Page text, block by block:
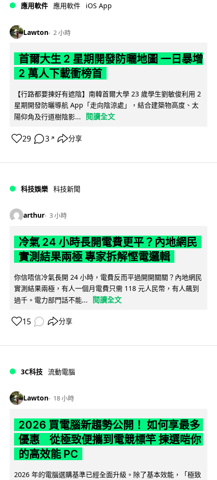
應用軟件 應用軟件 iOS App
Lawton 2 小時
首爾大生 2 星期開發防曬地圖 一日暴增
2 萬人下載衝榜首
【行路都要揀好有遮陰】南韓首爾大學 23 歲學生劉敏俊利用 2
星期開發防曬導航 App「走向陰涼處」，結合建築物高度、太
陽仰角及行道樹陰影...
閱讀全文
29 3 ↗ 分享
科技娛樂 科技新聞
arthur 3 小時
冷氣 24 小時長開電費更平？內地網民
實測結果兩極 專家拆解慳電邏輯
你信唔信冷氣長開 24 小時，電費反而平過開開關關？內地網民
實測結果兩極，有人一個月電費只需 118 元人民幣，有人飆到
過千。電力部門話不能...
閱讀全文
15 分享
3C科技 流動電腦
Lawton 18 小時
2026 買電腦新趨勢公開！ 如何享最多
優惠 從極致便攜到電競標竿 揀選啱你
的高效能 PC
2026 年的電腦選購基準已經全面升級。除了基本效能，「極致